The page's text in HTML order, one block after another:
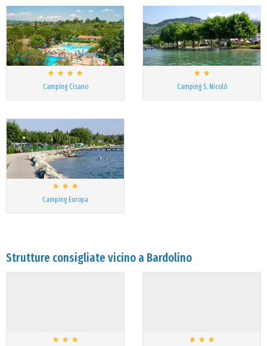
Camping Cisano Camping S. Nicolò
Camping Europa
Strutture consigliate vicino a Bardolino